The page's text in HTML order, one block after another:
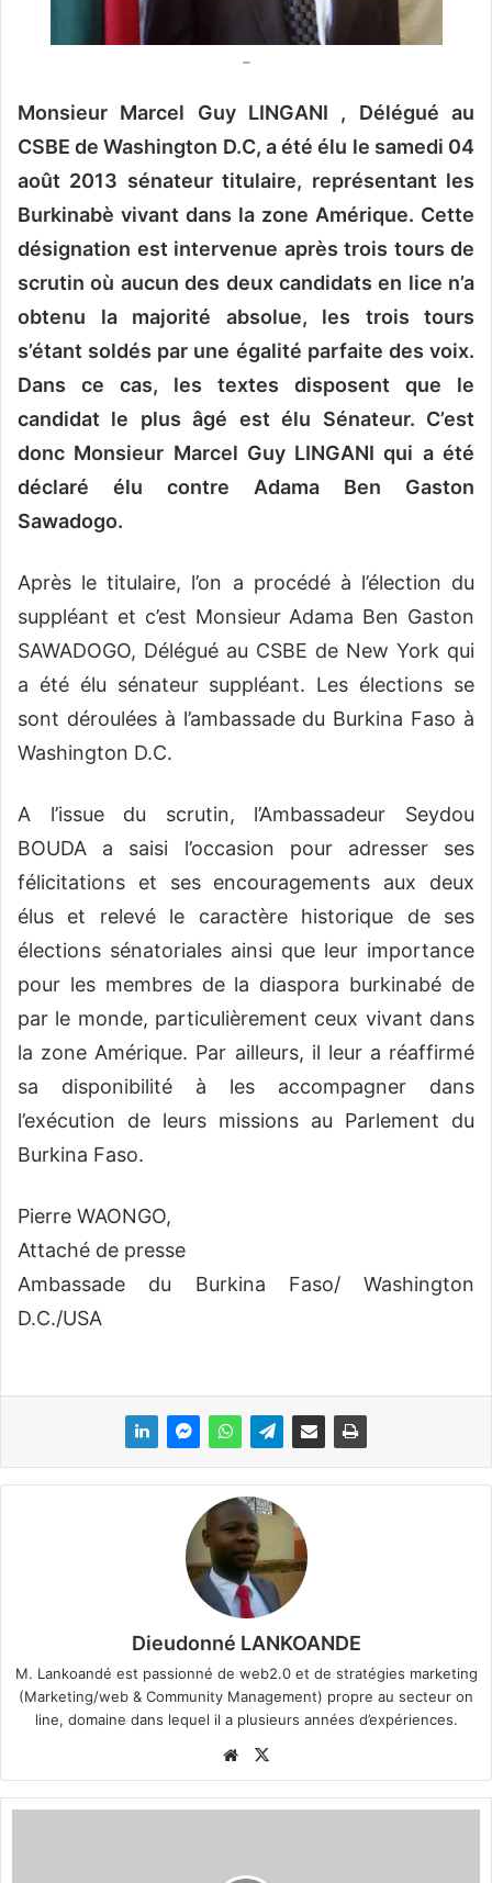
–
Monsieur Marcel Guy LINGANI , Délégué au
CSBE de Washington D.C, a été élu le samedi 04
août 2013 sénateur titulaire, représentant les
Burkinabè vivant dans la zone Amérique. Cette
désignation est intervenue après trois tours de
scrutin où aucun des deux candidats en lice n’a
obtenu la majorité absolue, les trois tours
s’étant soldés par une égalité parfaite des voix.
Dans ce cas, les textes disposent que le
candidat le plus âgé est élu Sénateur. C’est
donc Monsieur Marcel Guy LINGANI qui a été
déclaré élu contre Adama Ben Gaston
Sawadogo.
Après le titulaire, l’on a procédé à l’élection du
suppléant et c’est Monsieur Adama Ben Gaston
SAWADOGO, Délégué au CSBE de New York qui
a été élu sénateur suppléant. Les élections se
sont déroulées à l’ambassade du Burkina Faso à
Washington D.C.
A l’issue du scrutin, l’Ambassadeur Seydou
BOUDA a saisi l’occasion pour adresser ses
félicitations et ses encouragements aux deux
élus et relevé le caractère historique de ses
élections sénatoriales ainsi que leur importance
pour les membres de la diaspora burkinabé de
par le monde, particulièrement ceux vivant dans
la zone Amérique. Par ailleurs, il leur a réaffirmé
sa disponibilité à les accompagner dans
l’exécution de leurs missions au Parlement du
Burkina Faso.
Pierre WAONGO,
Attaché de presse
Ambassade du Burkina Faso/ Washington
D.C./USA
Dieudonné LANKOANDE
M. Lankoandé est passionné de web2.0 et de stratégies marketing
(Marketing/web & Community Management) propre au secteur on
line, domaine dans lequel il a plusieurs années d’expériences.
We
bsi
te